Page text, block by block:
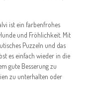
ist ein farbenfrohes
und Fröhlichkeit. Mit
Puzzeln und das
es einfach wieder in die
gute Besserung zu
zu unterhalten oder